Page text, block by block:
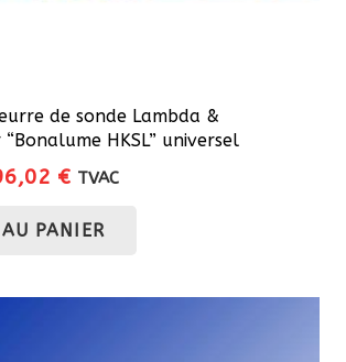
de sonde Lambda &
HKSL” universel
€Le
actuel
TVAC
PANIER